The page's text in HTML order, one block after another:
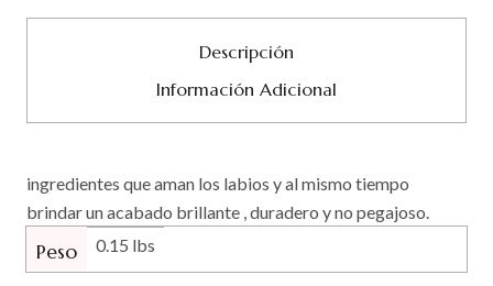
Descripción
Información Adicional
ingredientes que aman los labios y al mismo tiempo
brindar un acabado brillante , duradero y no pegajoso.
Peso 0.15 lbs